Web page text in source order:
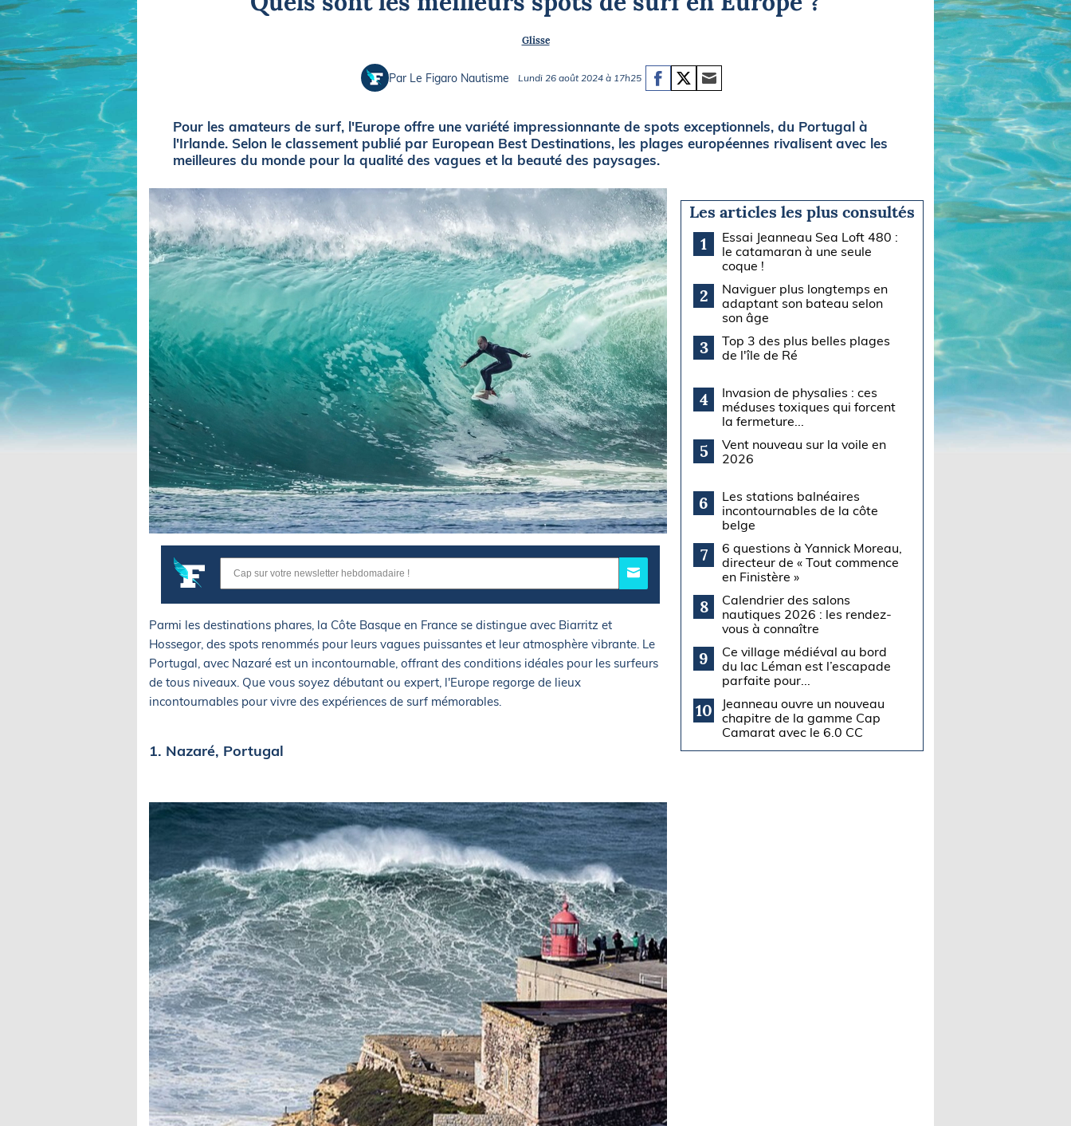
Plongée
Glisse
Briefings
Glisse
Par Le Figaro Nautisme Lundi 26 août 2024 à 17h25
Pour les amateurs de surf, l'Europe offre une variété impressionnante de spots exceptionnels, du Portugal à
l'Irlande. Selon le classement publié par European Best Destinations, les plages européennes rivalisent avec les
meilleures du monde pour la qualité des vagues et la beauté des paysages.
Parmi les destinations phares, la Côte Basque en France se distingue avec Biarritz et
Hossegor, des spots renommés pour leurs vagues puissantes et leur atmosphère vibrante. Le
Portugal, avec Nazaré est un incontournable, offrant des conditions idéales pour les surfeurs
de tous niveaux. Que vous soyez débutant ou expert, l'Europe regorge de lieux
incontournables pour vivre des expériences de surf mémorables.
1. Nazaré, Portugal
Les articles les plus consultés
1
Essai Jeanneau Sea Loft 480 :
le catamaran à une seule
coque !
2
Naviguer plus longtemps en
adaptant son bateau selon
son âge
3
Top 3 des plus belles plages
de l'île de Ré
4
Invasion de physalies : ces
méduses toxiques qui forcent
la fermeture...
5
Vent nouveau sur la voile en
2026
6
Les stations balnéaires
incontournables de la côte
belge
7
6 questions à Yannick Moreau,
directeur de « Tout commence
en Finistère »
8
Calendrier des salons
nautiques 2026 : les rendez-
vous à connaître
9
Ce village médiéval au bord
du lac Léman est l’escapade
parfaite pour...
10
Jeanneau ouvre un nouveau
chapitre de la gamme Cap
Camarat avec le 6.0 CC